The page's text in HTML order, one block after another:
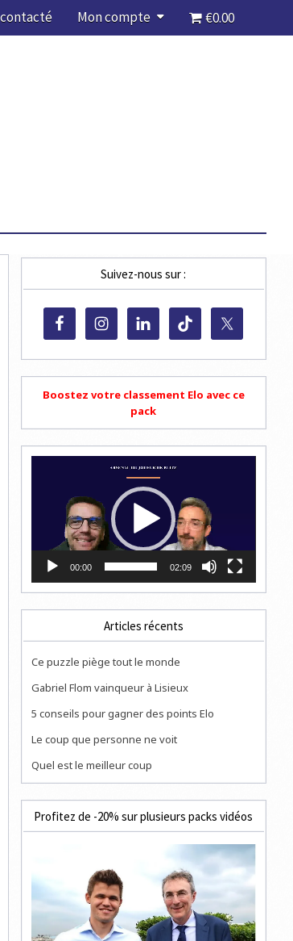
Mon compte €0.00
Suivez-nous sur :
Boostez votre classement Elo avec ce
pack
00:00 02:09
Articles récents
Ce puzzle piège tout le monde
Gabriel Flom vainqueur à Lisieux
5 conseils pour gagner des points Elo
Le coup que personne ne voit
Quel est le meilleur coup
Profitez de -20% sur plusieurs packs vidéos